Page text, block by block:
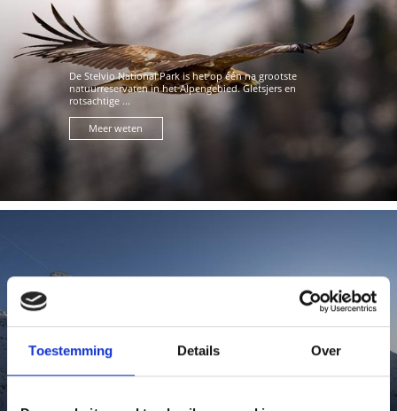
Toestemming Details Over
De Stelvio National Park is het op één na grootste
natuurreservaten in het Alpengebied. Gletsjers en
rotsachtige ...
Meer weten
Nationale Park Stilfserjoch is zes maanden per jaar